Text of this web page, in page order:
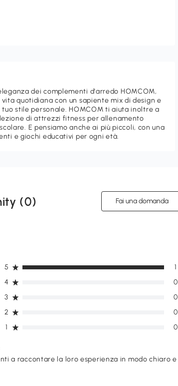
dei complementi d'arredo HOMCOM,
quotidiana con un sapiente mix di design e
stile personale. HOMCOM ti aiuta inoltre a
di attrezzi fitness per allenamento
E pensiamo anche ai più piccoli, con una
e giochi educativi per ogni età.
(0) Fai una domanda
1 0
2 0
3 0
4 0
5 1
a raccontare la loro esperienza in modo chiaro e